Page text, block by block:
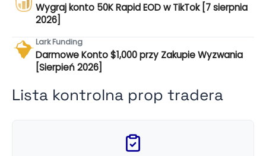
Wygraj konto 50K Rapid EOD w TikTok [7 sierpnia
2026]
Lark Funding
Darmowe Konto $1,000 przy Zakupie Wyzwania
[Sierpień 2026]
Lista kontrolna prop tradera